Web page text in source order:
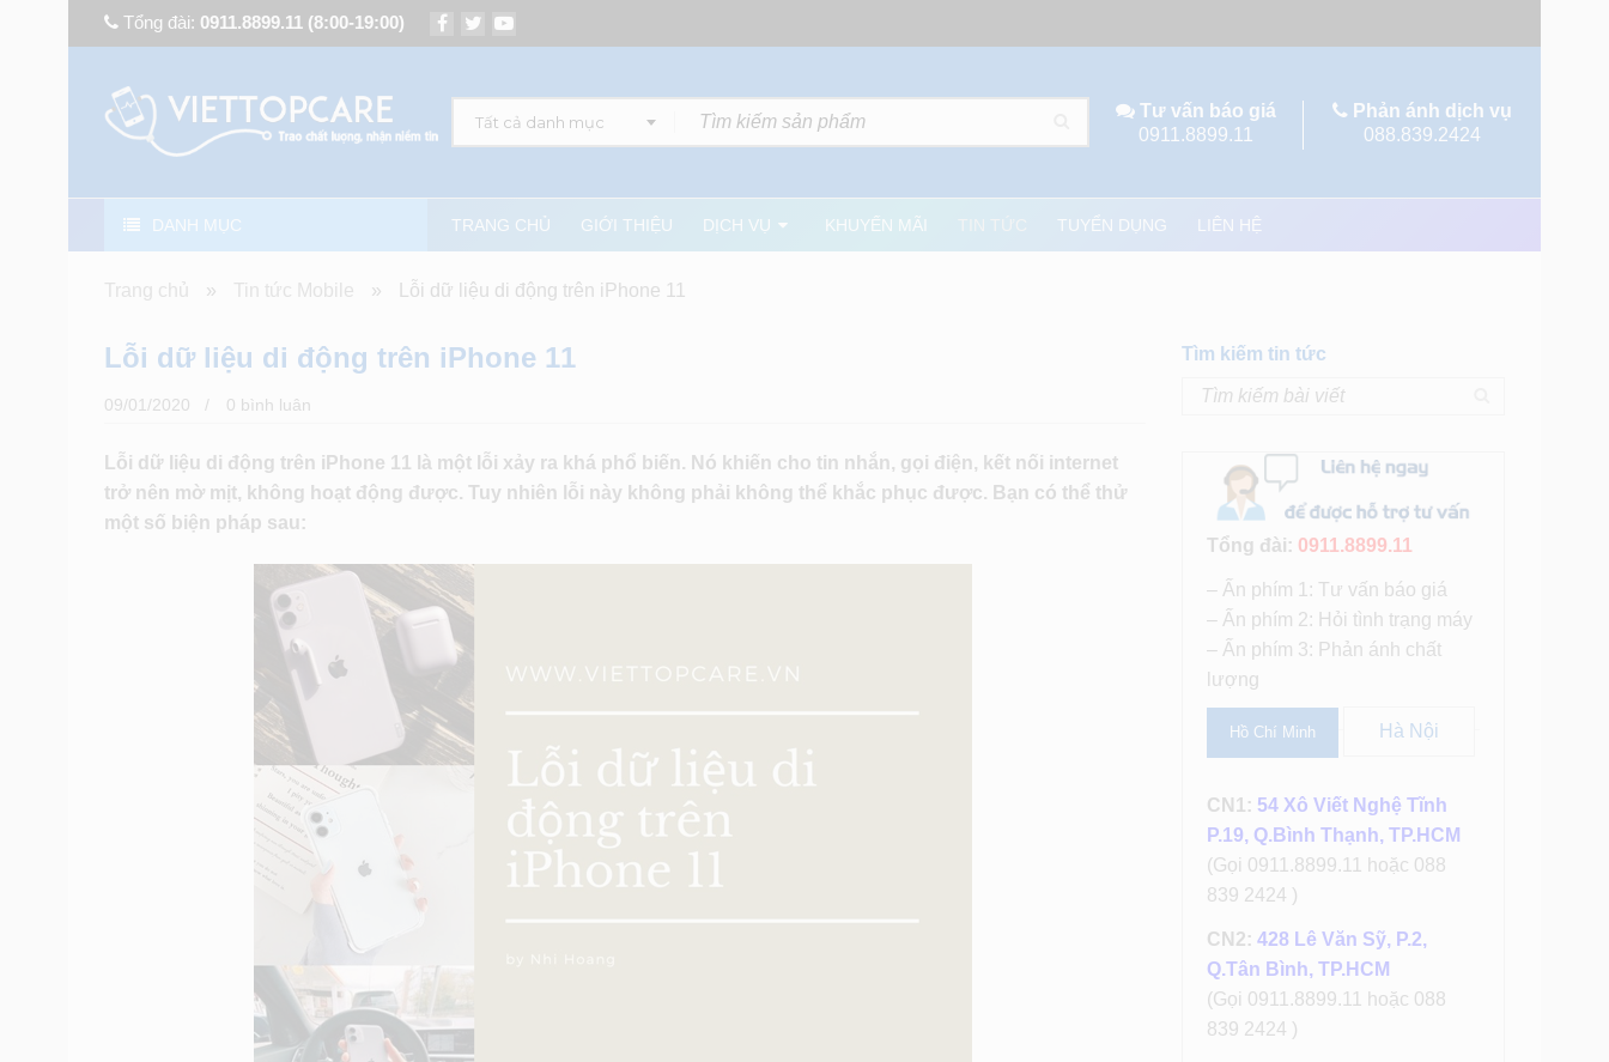
Tổng đài: 0911.8899.11 (8:00-19:00)
Tất cả danh mục
Tư vấn báo giá
0911.8899.11
Phản ánh dịch vụ
088.839.2424
DANH MỤC TRANG CHỦ GIỚI THIỆU DỊCH VỤ KHUYẾN MÃI TIN TỨC TUYỂN DỤNG LIÊN HỆ
Trang chủ » Tin tức Mobile » Lỗi dữ liệu di động trên iPhone 11
Lỗi dữ liệu di động trên iPhone 11
09/01/2020 0 bình luân
Lỗi dữ liệu di động trên iPhone 11 là một lỗi xảy ra khá phổ biến. Nó khiến cho tin nhắn, gọi điện, kết nối internet
trở nên mờ mịt, không hoạt động được. Tuy nhiên lỗi này không phải không thể khắc phục được. Bạn có thể thử
một số biện pháp sau:
Tìm kiếm tin tức
Tổng đài: 0911.8899.11
– Ấn phím 1: Tư vấn báo giá
– Ấn phím 2: Hỏi tình trạng máy
– Ấn phím 3: Phản ánh chất
lượng
Hồ Chí Minh Hà Nội
CN1: 54 Xô Viết Nghệ Tĩnh
P.19, Q.Bình Thạnh, TP.HCM
(Gọi 0911.8899.11 hoặc 088
839 2424 )
CN2: 428 Lê Văn Sỹ, P.2,
Q.Tân Bình, TP.HCM
(Gọi 0911.8899.11 hoặc 088
839 2424 )